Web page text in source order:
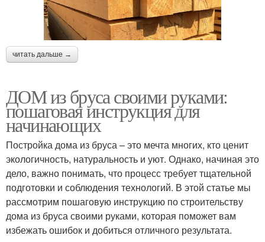
читать дальше →
ДОМ из бруса своими руками:
пошаговая инструкция для
начинающих
Постройка дома из бруса – это мечта многих, кто ценит
экологичность, натуральность и уют. Однако, начиная это
дело, важно понимать, что процесс требует тщательной
подготовки и соблюдения технологий. В этой статье мы
рассмотрим пошаговую инструкцию по строительству
дома из бруса своими руками, которая поможет вам
избежать ошибок и добиться отличного результата.